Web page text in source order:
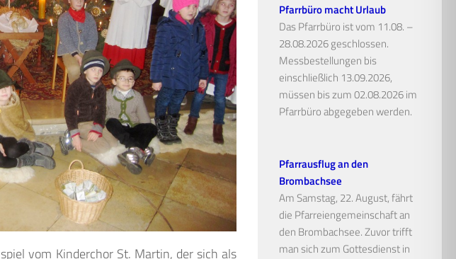
vom Kinderchor St. Martin, der sich als
Pfarrbüro macht Urlaub
Das Pfarrbüro ist vom 11.08. –
28.08.2026 geschlossen.
Messbestellungen bis
einschließlich 13.09.2026,
müssen bis zum 02.08.2026 im
Pfarrbüro abgegeben werden.
Pfarrausflug an den
Brombachsee
Am Samstag, 22. August, fährt
die Pfarreiengemeinschaft an
den Brombachsee. Zuvor trifft
man sich zum Gottesdienst in